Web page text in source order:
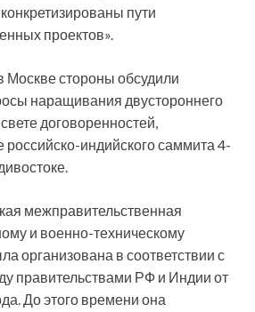
пути
проектов».
Москве стороны обсудили
наращивания двустороннего
договоренностей,
российско-индийского саммита 4-
межправительственная
и военно-техническому
организована в соответствии с
правительствами РФ и Индии от
До этого времени она